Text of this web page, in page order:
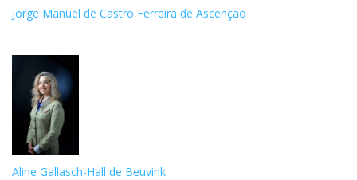
Jorge Manuel de Castro Ferreira de Ascenção
Aline Gallasch-Hall de Beuvink